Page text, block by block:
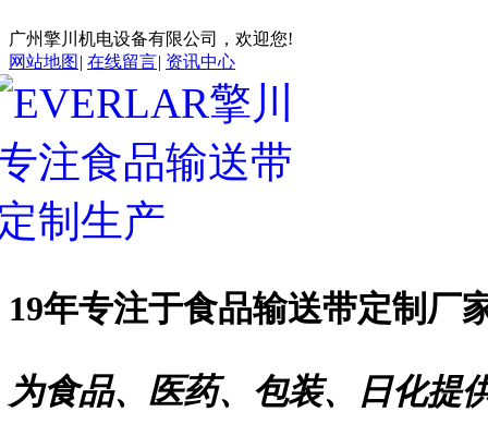
广州擎川机电设备有限公司，欢迎您!
网站地图 | 在线留言| 资讯中心
19年专注于食品输送带定制厂
为食品、医药、包装、日化提